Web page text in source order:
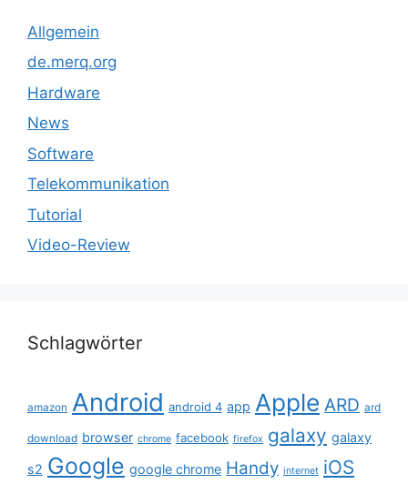
Allgemein
de.merq.org
Hardware
News
Software
Telekommunikation
Tutorial
Video-Review
Schlagwörter
amazon Android android 4 app Apple ARD ard
download browser chrome facebook firefox galaxy galaxy
s2 Google google chrome Handy internet iOS